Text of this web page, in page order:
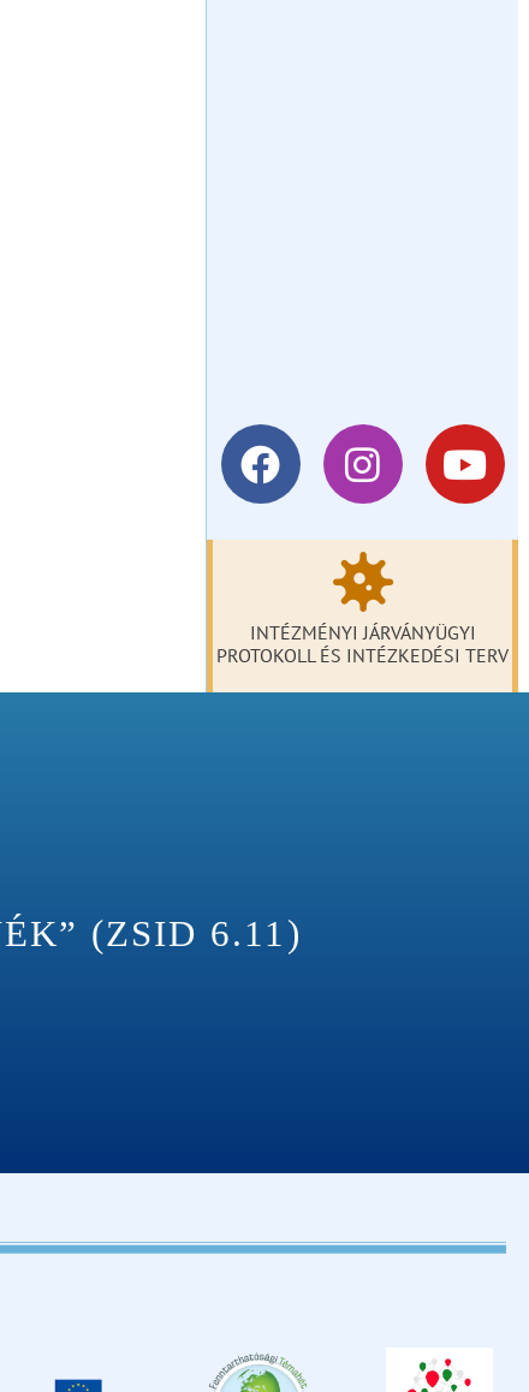
INTÉZMÉNYI JÁRVÁNYÜGYI
PROTOKOLL ÉS INTÉZKEDÉSI TERV
(ZSID 6.11)